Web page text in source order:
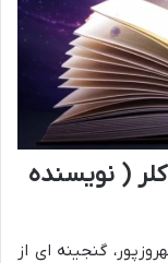
( نویسنده
گنجینه ای از